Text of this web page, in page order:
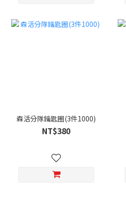
森活分隊鑰匙圈(3件1000)
NT$380